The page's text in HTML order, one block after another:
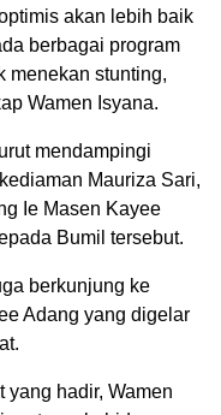
akan lebih baik
berbagai program
menekan stunting,
Wamen Isyana.
mendampingi
Mauriza Sari,
Ie Masen Kayee
Bumil tersebut.
berkunjung ke
Adang yang digelar
yang hadir, Wamen